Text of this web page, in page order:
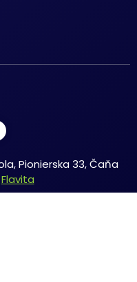
Pionierska 33, Čaňa
Flavita